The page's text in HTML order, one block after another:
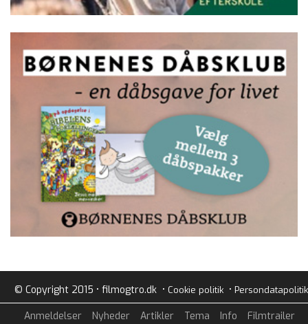
© Copyright 2015 • filmogtro.dk • Cookie politik• Persondatapolitik
Anmeldelser Nyheder Artikler Tema Info Filmtrailer